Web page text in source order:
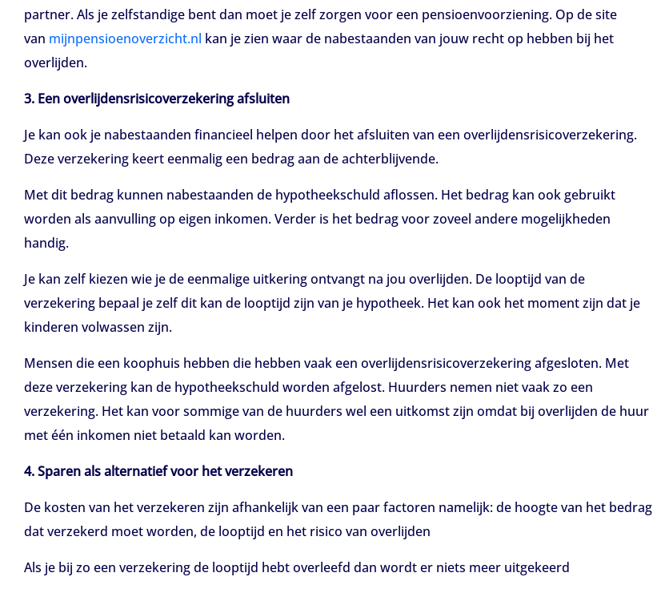
partner. Als je zelfstandige bent dan moet je zelf zorgen voor een pensioenvoorziening. Op de site
van mijnpensioenoverzicht.nl kan je zien waar de nabestaanden van jouw recht op hebben bij het
overlijden.
3. Een overlijdensrisicoverzekering afsluiten
Je kan ook je nabestaanden financieel helpen door het afsluiten van een overlijdensrisicoverzekering.
Deze verzekering keert eenmalig een bedrag aan de achterblijvende.
Met dit bedrag kunnen nabestaanden de hypotheekschuld aflossen. Het bedrag kan ook gebruikt
worden als aanvulling op eigen inkomen. Verder is het bedrag voor zoveel andere mogelijkheden
handig.
Je kan zelf kiezen wie je de eenmalige uitkering ontvangt na jou overlijden. De looptijd van de
verzekering bepaal je zelf dit kan de looptijd zijn van je hypotheek. Het kan ook het moment zijn dat je
kinderen volwassen zijn.
Mensen die een koophuis hebben die hebben vaak een overlijdensrisicoverzekering afgesloten. Met
deze verzekering kan de hypotheekschuld worden afgelost. Huurders nemen niet vaak zo een
verzekering. Het kan voor sommige van de huurders wel een uitkomst zijn omdat bij overlijden de huur
met één inkomen niet betaald kan worden.
4. Sparen als alternatief voor het verzekeren
De kosten van het verzekeren zijn afhankelijk van een paar factoren namelijk: de hoogte van het bedrag
dat verzekerd moet worden, de looptijd en het risico van overlijden
Als je bij zo een verzekering de looptijd hebt overleefd dan wordt er niets meer uitgekeerd